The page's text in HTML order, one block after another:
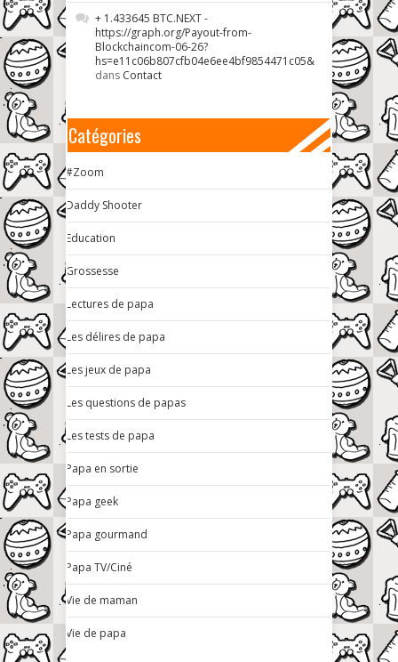
+ 1.433645 BTC.NEXT -
https://graph.org/Payout-from-
Blockchaincom-06-26?
hs=e11c06b807cfb04e6ee4bf9854471c05&
dans Contact
Catégories
#Zoom
Daddy Shooter
Education
Grossesse
Lectures de papa
Les délires de papa
Les jeux de papa
Les questions de papas
Les tests de papa
Papa en sortie
Papa geek
Papa gourmand
Papa TV/Ciné
Vie de maman
Vie de papa